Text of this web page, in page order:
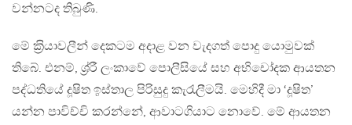
වන්නටද තිබුණි.
මේ ක‍්‍රියාවලීන් දෙකටම අදාළ වන වැදගත් පොදු යොමුවක්
තිබේ. එනම්, ශ‍්‍ර‍්‍රී ලංකාවේ පොලීසියේ සහ අභිචෝදක ආයතන
පද්ධතියේ දූෂිත ඉස්තාල පිරිසුදු කැරැලීමයි. මෙහිදී මා ‘දූෂිත’
යන්න පාවිච්චි කරන්නේ, ආවාටගියාට නොවේ. මේ ආයතන